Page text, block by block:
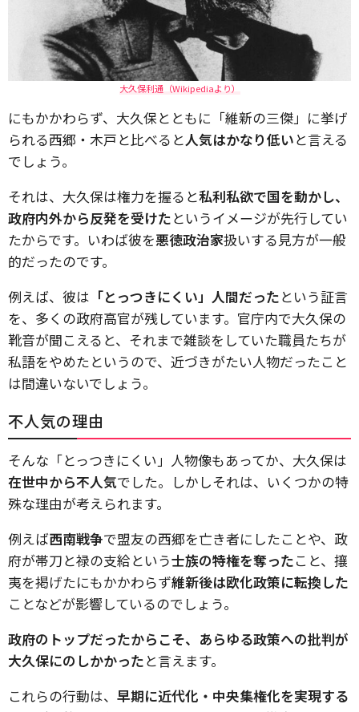
大久保利通（Wikipediaより）
にもかかわらず、大久保とともに「維新の三傑」に挙げ
られる西郷・木戸と比べると人気はかなり低いと言える
でしょう。
それは、大久保は権力を握ると私利私欲で国を動かし、
政府内外から反発を受けたというイメージが先行してい
たからです。いわば彼を悪徳政治家扱いする見方が一般
的だったのです。
例えば、彼は 「とっつきにくい」人間だったという証言
を、多くの政府高官が残しています。官庁内で大久保の
靴音が聞こえると、それまで雑談をしていた職員たちが
私語をやめたというので、近づきがたい人物だったこと
は間違いないでしょう。
不人気の理由
そんな「とっつきにくい」人物像もあってか、大久保は
在世中から不人気でした。しかしそれは、いくつかの特
殊な理由が考えられます。
例えば西南戦争で盟友の西郷を亡き者にしたことや、政
府が帯刀と禄の支給という士族の特権を奪ったこと、攘
夷を掲げたにもかかわらず維新後は欧化政策に転換した
ことなどが影響しているのでしょう。
政府のトップだったからこそ、あらゆる政策への批判が
大久保にのしかかったと言えます。
これらの行動は、 早期に近代化・中央集権化を実現する